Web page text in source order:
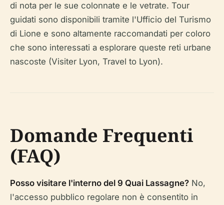
di nota per le sue colonnate e le vetrate. Tour
guidati sono disponibili tramite l'Ufficio del Turismo
di Lione e sono altamente raccomandati per coloro
che sono interessati a esplorare queste reti urbane
nascoste (Visiter Lyon, Travel to Lyon).
Domande Frequenti
(FAQ)
Posso visitare l'interno del 9 Quai Lassagne? No,
l'accesso pubblico regolare non è consentito in